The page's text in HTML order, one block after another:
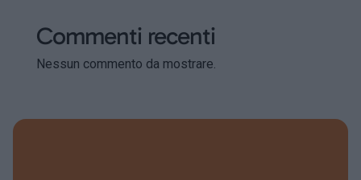
Commenti recenti
Nessun commento da mostrare.